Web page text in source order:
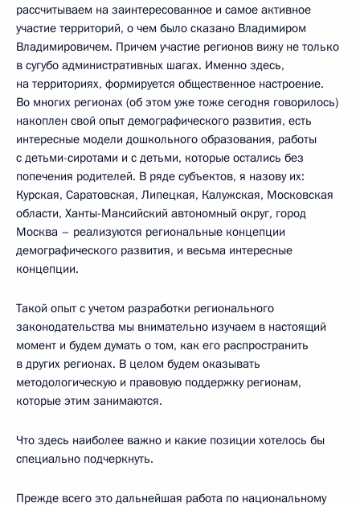
рассчитываем на заинтересованное и самое активное
участие территорий, о чем было сказано Владимиром
Владимировичем. Причем участие регионов вижу не только
в сугубо административных шагах. Именно здесь,
на территориях, формируется общественное настроение.
Во многих регионах (об этом уже тоже сегодня говорилось)
накоплен свой опыт демографического развития, есть
интересные модели дошкольного образования, работы
с детьми-сиротами и с детьми, которые остались без
попечения родителей. В ряде субъектов, я назову их:
Курская, Саратовская, Липецкая, Калужская, Московская
области, Ханты-Мансийский автономный округ, город
Москва – реализуются региональные концепции
демографического развития, и весьма интересные
концепции.
Такой опыт с учетом разработки регионального
законодательства мы внимательно изучаем в настоящий
момент и будем думать о том, как его распространить
в других регионах. В целом будем оказывать
методологическую и правовую поддержку регионам,
которые этим занимаются.
Что здесь наиболее важно и какие позиции хотелось бы
специально подчеркнуть.
Прежде всего это дальнейшая работа по национальному